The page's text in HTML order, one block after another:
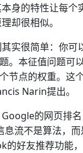
身的特性让每个
却很相似。
实很简单：你可
。本征值问题可
节点的权重。这
Narin提出。
的网页排
流不是算法，而
的好友推荐功能